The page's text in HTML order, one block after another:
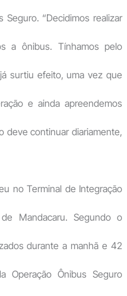
Seguro. “Decidimos realizar
a ônibus. Tínhamos pelo
surtiu efeito, uma vez que
e ainda apreendemos
deve continuar diariamente,
no Terminal de Integração
Mandacaru. Segundo o
durante a manhã e 42
Operação Ônibus Seguro